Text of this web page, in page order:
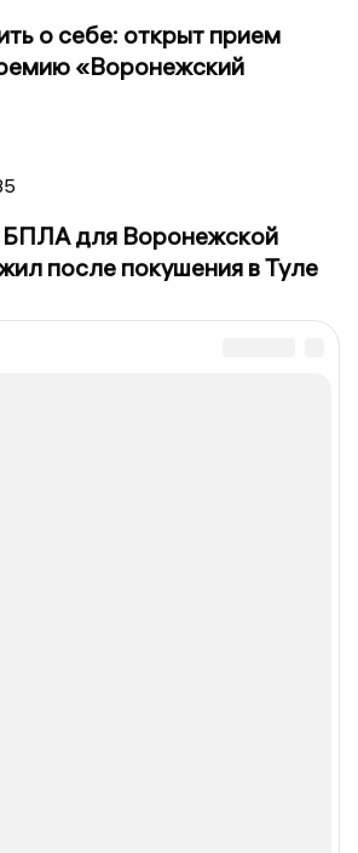
о себе: открыт прием
«Воронежский
для Воронежской
после покушения в Туле